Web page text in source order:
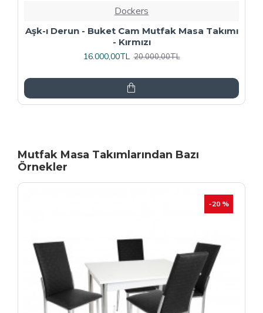
Dockers
Çipa Döküm Ayak - Play Polipropilen Masa
Takımı - 70x120 (Werzalit, Wermodin veya
Allzalit Tabla) - Afyon Mermer-Antrasit
Mutfak Masa Takımlarından Bazı
Örnekler
İNDIRIM
-20 %